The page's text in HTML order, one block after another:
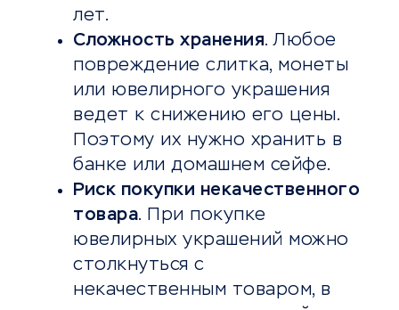
лет.
Сложность хранения. Любое
повреждение слитка, монеты
или ювелирного украшения
ведет к снижению его цены.
Поэтому их нужно хранить в
банке или домашнем сейфе.
Риск покупки некачественного
товара. При покупке
ювелирных украшений можно
столкнуться с
некачественным товаром, в